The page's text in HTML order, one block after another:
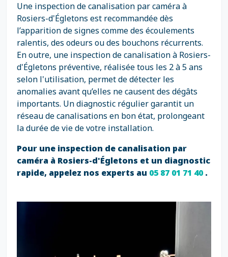
Une inspection de canalisation par caméra à
Rosiers-d'Égletons est recommandée dès
l’apparition de signes comme des écoulements
ralentis, des odeurs ou des bouchons récurrents.
En outre, une inspection de canalisation à Rosiers-
d'Égletons préventive, réalisée tous les 2 à 5 ans
selon l'utilisation, permet de détecter les
anomalies avant qu’elles ne causent des dégâts
importants. Un diagnostic régulier garantit un
réseau de canalisations en bon état, prolongeant
la durée de vie de votre installation.
Pour une inspection de canalisation par
caméra à Rosiers-d'Égletons et un diagnostic
rapide, appelez nos experts au 05 87 01 71 40.